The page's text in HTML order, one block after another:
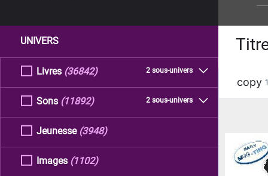
UNIVERS
Livres 2 sous-univers
(36842)
Sons 2 sous-univers
(11892)
Jeunesse (3948)
Images (1102)
copy